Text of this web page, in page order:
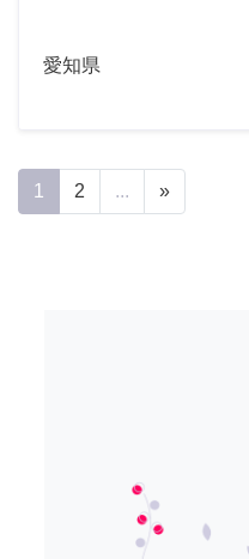
愛知県
1 2 ... »